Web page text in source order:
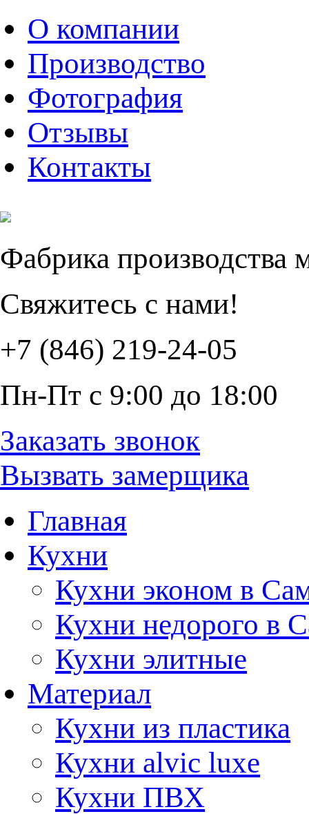
О компании
Производство
Фотография
Отзывы
Контакты
Фабрика производства
Свяжитесь с нами!
+7 (846) 219-24-05
Пн-Пт с 9:00 до 18:00
Заказать звонок
Вызвать замерщика
Главная
Кухни
Кухни эконом в
Кухни недорого в
Кухни элитные
Материал
Кухни из пластика
Кухни alvic luxe
Кухни ПВХ